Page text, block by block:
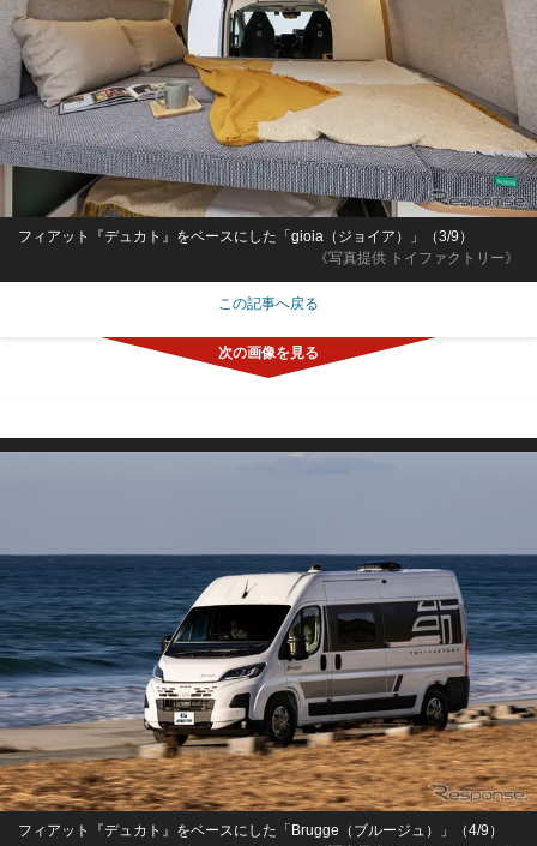
《写真提供 トイファクトリー》
フィアット『デュカト』をベースにした「gioia（ジョイア）」（3/9）
この記事へ戻る
フィアット『デュカト』をベースにした「Brugge（ブルージュ）」（4/9）